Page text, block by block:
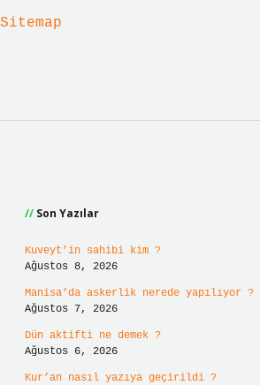
Sitemap
Son Yazılar
Kuveyt’in sahibi kim ?
Ağustos 8, 2026
Manisa’da askerlik nerede yapılıyor ?
Ağustos 7, 2026
Dün aktifti ne demek ?
Ağustos 6, 2026
Kur’an nasıl yazıya geçirildi ?